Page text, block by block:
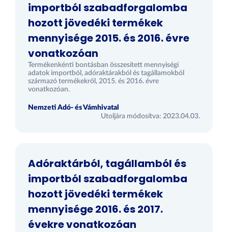
importból szabadforgalomba
hozott jövedéki termékek
mennyisége 2015. és 2016. évre
vonatkozóan
Termékenkénti bontásban összesített mennyiségi
adatok importból, adóraktárakból és tagállamokból
származó termékekről, 2015. és 2016. évre
vonatkozóan.
Nemzeti Adó- és Vámhivatal
Utoljára módosítva: 2023.04.03.
Adóraktárból, tagállamból és
importból szabadforgalomba
hozott jövedéki termékek
mennyisége 2016. és 2017.
évekre vonatkozóan